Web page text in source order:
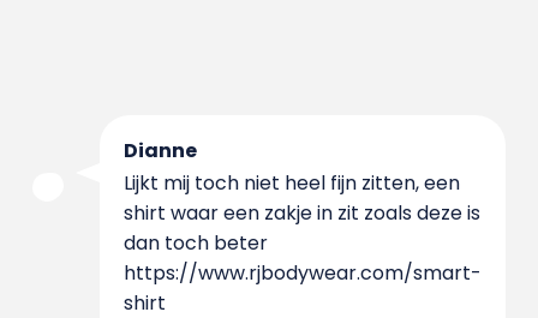
Dianne
Lijkt mij toch niet heel fijn zitten, een
shirt waar een zakje in zit zoals deze is
dan toch beter
https://www.rjbodywear.com/smart-
shirt